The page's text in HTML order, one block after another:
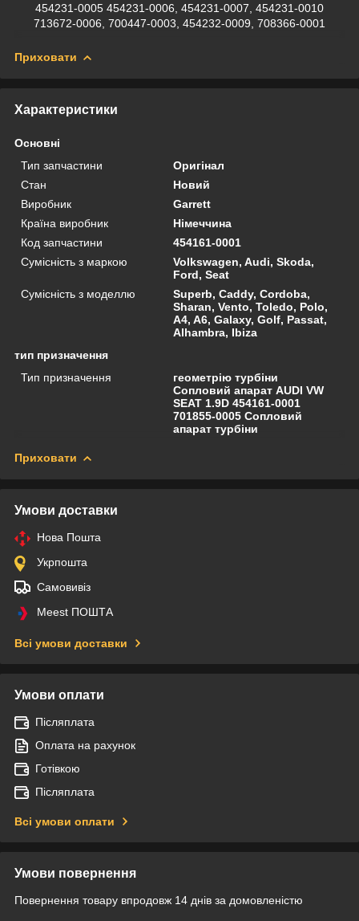
454231-0005 454231-0006, 454231-0007, 454231-0010
713672-0006, 700447-0003, 454232-0009, 708366-0001
Приховати
Характеристики
Основні
Тип запчастини
Оригінал
Стан
Новий
Виробник
Garrett
Країна виробник
Німеччина
Код запчастини
454161-0001
Сумісність з маркою
Volkswagen, Audi, Skoda,
Ford, Seat
Сумісність з моделлю
Superb, Caddy, Cordoba,
Sharan, Vento, Toledo, Polo,
A4, A6, Galaxy, Golf, Passat,
Alhambra, Ibiza
тип призначення
Тип призначення
геометрію турбіни
Сопловий апарат AUDI VW
SEAT 1.9D 454161-0001
701855-0005 Сопловий
апарат турбіни
Приховати
Умови доставки
Нова Пошта
Укрпошта
Самовивіз
Meest ПОШТА
Всі умови доставки
Умови оплати
Післяплата
Оплата на рахунок
Готівкою
Післяплата
Всі умови оплати
Умови повернення
Повернення товару впродовж 14 днів за домовленістю